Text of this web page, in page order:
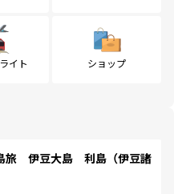
イト ショップ
伊豆大島 利島（伊豆諸